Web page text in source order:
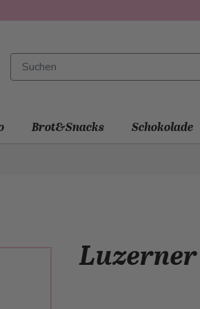
Brot&Snacks Schokolade